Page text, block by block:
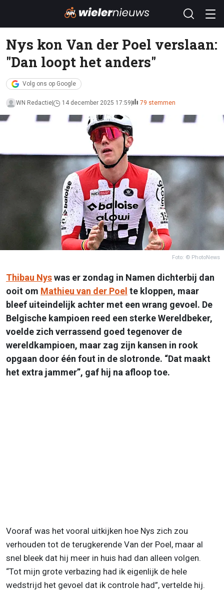
Nys kon Van der Poel verslaan:
"Dan loopt het anders"
Volg ons op Google
WN Redactie 14 december 2025 17:59 79 stemmen
Foto: © PhotoNews
Thibau Nyswas er zondag in Namen dichterbij dan
ooit om Mathieu van der Poel te kloppen, maar
bleef uiteindelijk achter met een wrang gevoel. De
Belgische kampioen reed een sterke Wereldbeker,
voelde zich verrassend goed tegenover de
wereldkampioen, maar zag zijn kansen in rook
opgaan door één fout in de slotronde. “Dat maakt
het extra jammer”, gaf hij na afloop toe.
Vooraf was het vooral uitkijken hoe Nys zich zou
verhouden tot de terugkerende Van der Poel, maar al
snel bleek dat hij meer in huis had dan alleen volgen.
“Tot mijn grote verbazing had ik eigenlijk de hele
wedstrijd het gevoel dat ik controle had”, vertelde hij.